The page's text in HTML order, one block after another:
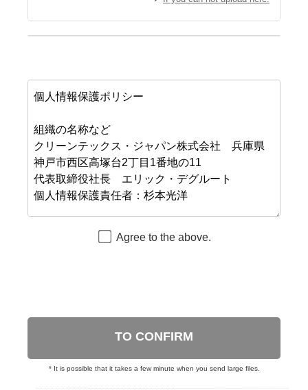
Agree to the above.
TO CONFIRM
* It is possible that it takes a few minute when you send large files.